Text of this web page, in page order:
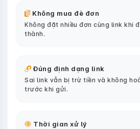
Không mua đè đơn
Không đặt nhiều đơn cùng link khi
thành.
Đúng định dạng link
Sai link vẫn bị trừ tiền và không
trước khi gửi.
Thời gian xử lý